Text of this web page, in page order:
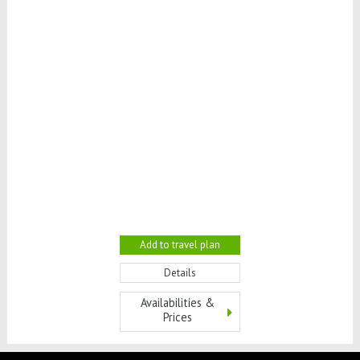
Add to travel plan
Details
Availabilities &
Prices